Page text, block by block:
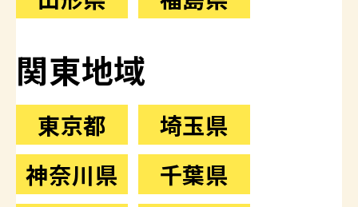
関東地域
東京都
埼玉県
神奈川県
千葉県